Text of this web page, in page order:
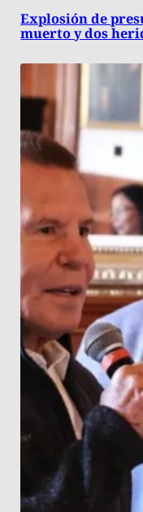
Explosión de
muerto y dos